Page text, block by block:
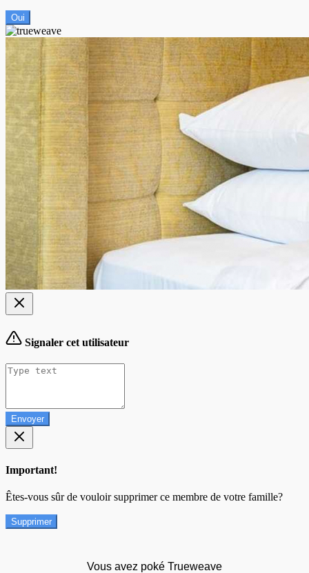
Oui
Signaler cet utilisateur
Envoyer
Important!
Êtes-vous sûr de vouloir supprimer ce membre de votre famille?
Supprimer
Vous avez poké Trueweave